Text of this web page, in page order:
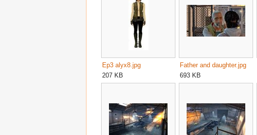
Ep3 alyx8.jpg
207 KB
Father and daughter.jpg
693 KB